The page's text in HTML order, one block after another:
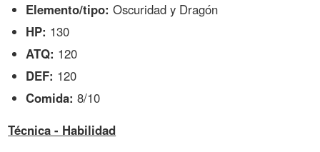
Elemento/tipo: Oscuridad y Dragón
HP: 130
ATQ: 120
DEF: 120
Comida: 8/10
Técnica - Habilidad